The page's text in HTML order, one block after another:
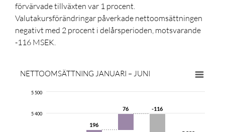
förvärvade tillväxten var 1 procent.
Valutakursförändringar påverkade nettoomsättningen
negativt med 2 procent i delårsperioden, motsvarande
-116 MSEK.
NETTOOMSÄTTNING JANUARI – JUNI
196
196
76
76 -116
-116
5 400
5 500